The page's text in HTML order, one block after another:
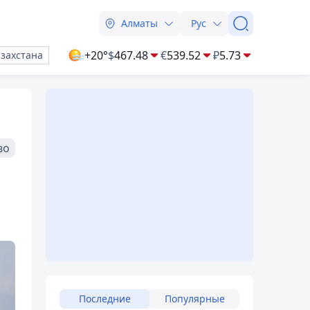
Алматы Рус
+20°$467.48 €539.52 ₽5.73
Последние Популярные